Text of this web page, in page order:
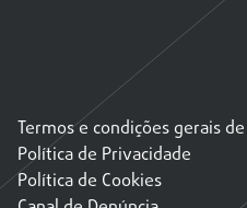
Termos e condições gerais
Política de Privacidade
Política de Cookies